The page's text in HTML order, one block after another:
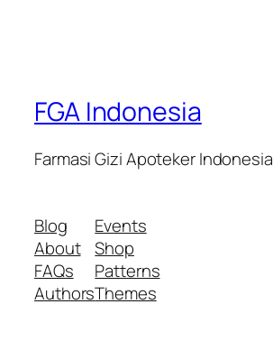
FGA Indonesia
Farmasi Gizi Apoteker Indonesia
Blog
About
FAQs
Authors
Events
Shop
Patterns
Themes